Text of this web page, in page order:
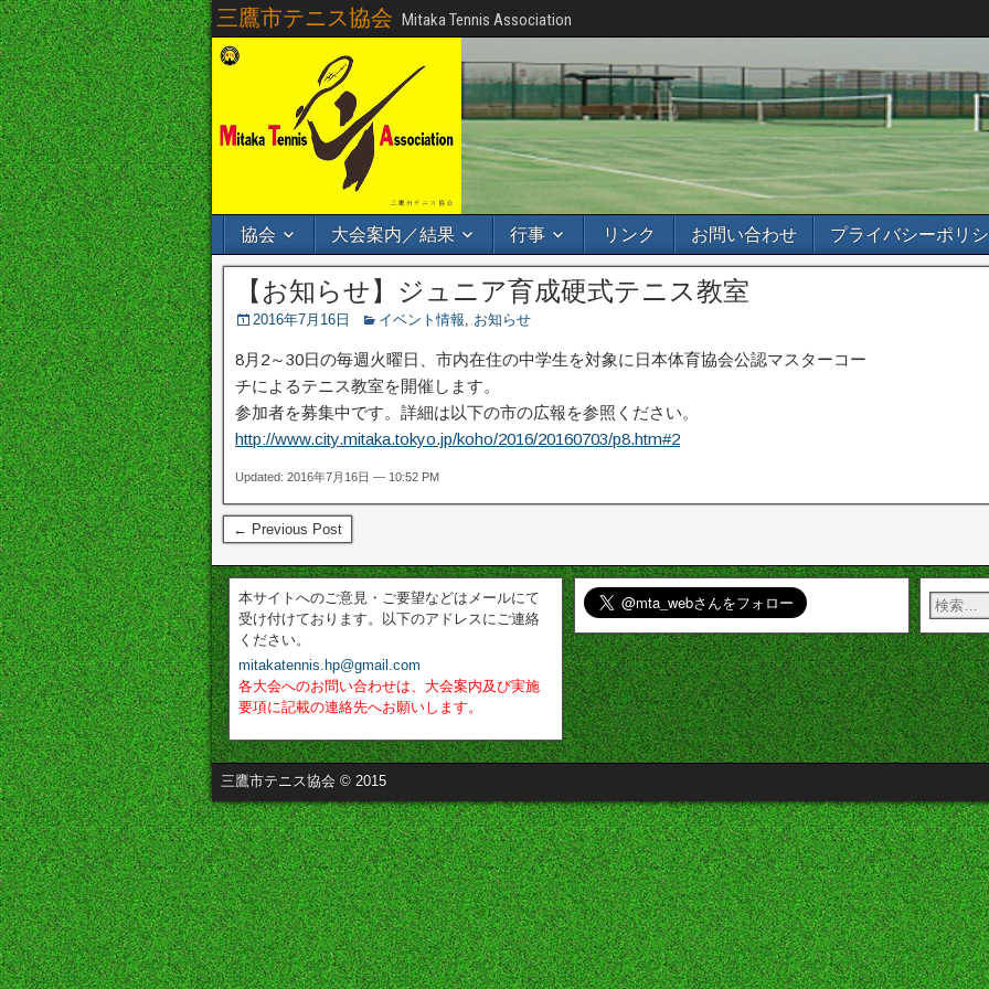
三鷹市テニス協会 Mitaka Tennis Association
協会 大会案内／結果 行事 リンク お問い合わせ プライバシーポリ
【お知らせ】ジュニア育成硬式テニス教室
2016年7月16日 イベント情報, お知らせ
8月2～30日の毎週火曜日、市内在住の中学生を対象に日本体育協会公認マスターコー
チによるテニス教室を開催します。
参加者を募集中です。詳細は以下の市の広報を参照ください。
http://www.city.mitaka.tokyo.jp/koho/2016/20160703/p8.htm#2
Updated: 2016年7月16日 — 10:52 PM
← Previous Post
本サイトへのご意見・ご要望などはメールにて
受け付けております。以下のアドレスにご連絡
ください。
mitakatennis.hp@gmail.com
各大会へのお問い合わせは、大会案内及び実施
要項に記載の連絡先へお願いします。
三鷹市テニス協会 © 2015